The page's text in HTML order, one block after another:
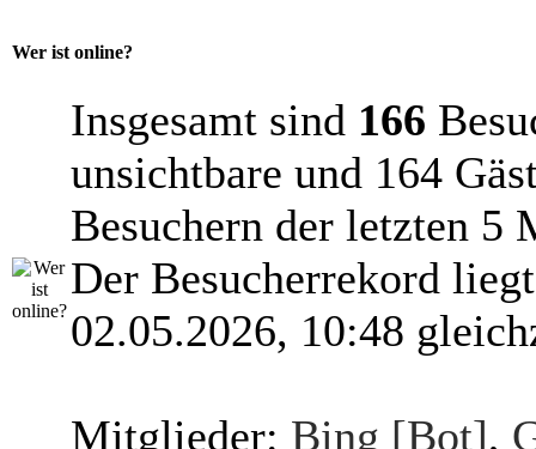
Wer ist online?
Insgesamt sind 166
unsichtbare und 164
Besuchern der letzten 5
Der Besucherrekord
02.05.2026, 10:48
Mitglieder: Bing [Bot],